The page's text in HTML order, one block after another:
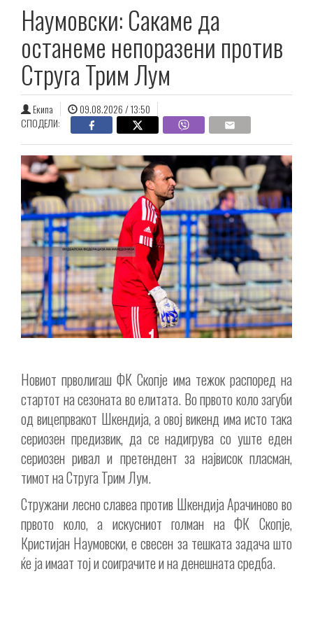
Наумовски: Сакаме да
останеме непоразени против
Струга Трим Лум
Екипа
09.08.2026 / 13:50
СПОДЕЛИ:
Новиот прволигаш ФК Скопје има тежок распоред на
стартот на сезоната во елитата. Во првото коло загуби
од вицепрвакот Шкендија, а овој викенд има исто така
сериозен предизвик, да се надигрува со уште еден
сериозен ривал и претендент за највисок пласман,
тимот на Струга Трим Лум.
Стружани лесно славеа против Шкендија Арачиново во
првото коло, а искусниот голман на ФК Скопје,
Кристијан Наумовски, е свесен за тешката задача што
ќе ја имаат тој и соиграчите и на денешната средба.